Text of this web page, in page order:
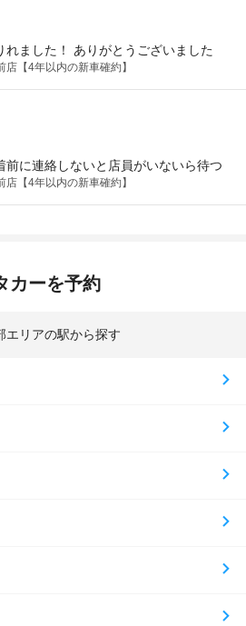
れました！ ありがとうございました
店【4年以内の新車確約】
前に連絡しないと店員がいないら待つ
店【4年以内の新車確約】
カーを予約
エリアの駅から探す